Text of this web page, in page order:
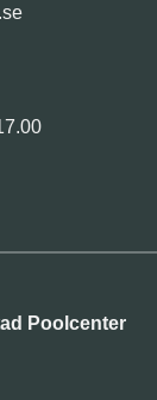
Poolcenter